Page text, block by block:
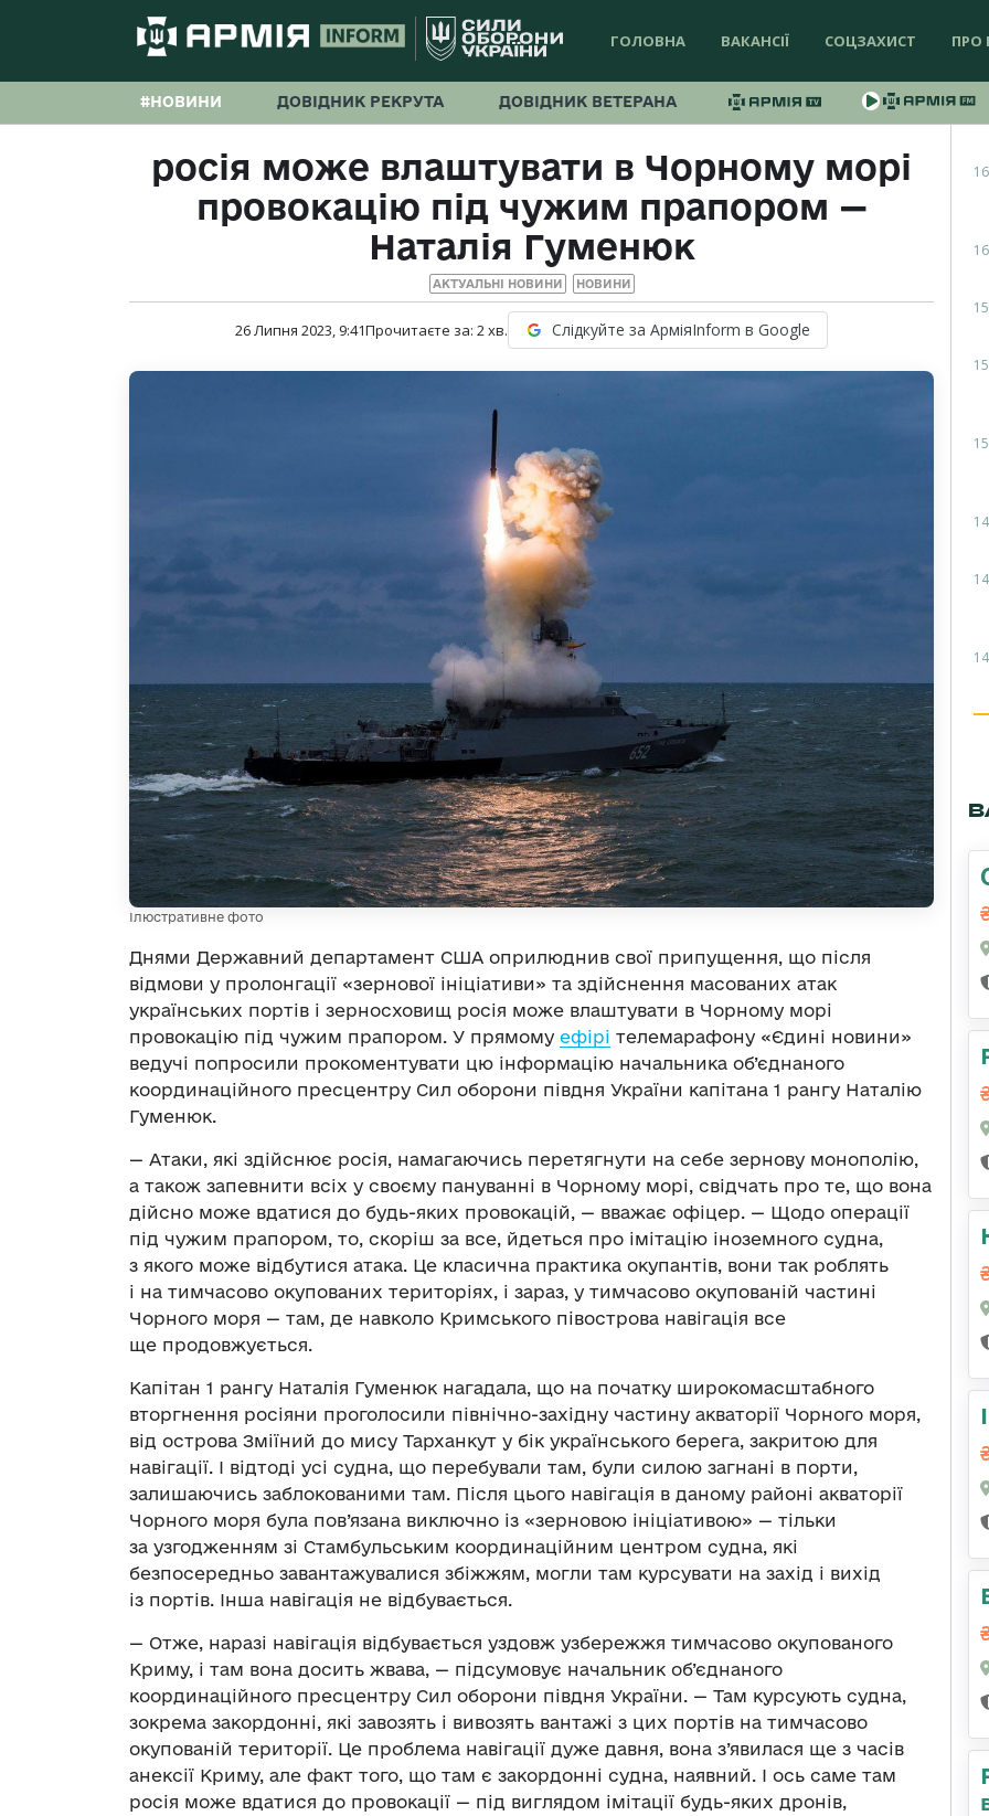
ГОЛОВНА ВАКАНСІЇ СОЦЗАХИСТ ПРО
#НОВИНИ ДОВІДНИК РЕКРУТА ДОВІДНИК ВЕТЕРАНА
росія може влаштувати в Чорному морі
провокацію під чужим прапором —
Наталія Гуменюк
АКТУАЛЬНІ НОВИНИ НОВИНИ
26 Липня 2023, 9:41Прочитаєте за: 2хв. Слідкуйте за АрміяInform в Google
Ілюстративне фото
Днями Державний департамент США оприлюднив свої припущення, що після
відмови у пролонгації «зернової ініціативи» та здійснення масованих атак
українських портів і зерносховищ росія може влаштувати в Чорному морі
провокацію під чужим прапором. У прямому ефірі телемарафону «Єдині новини»
ведучі попросили прокоментувати цю інформацію начальника об’єднаного
координаційного пресцентру Сил оборони півдня України капітана 1 рангу Наталію
Гуменюк.
— Атаки, які здійснює росія, намагаючись перетягнути на себе зернову монополію,
а також запевнити всіх у своєму пануванні в Чорному морі, свідчать про те, що вона
дійсно може вдатися до будь-яких провокацій, — вважає офіцер. — Щодо операції
під чужим прапором, то, скоріш за все, йдеться про імітацію іноземного судна,
з якого може відбутися атака. Це класична практика окупантів, вони так роблять
і на тимчасово окупованих територіях, і зараз, у тимчасово окупованій частині
Чорного моря — там, де навколо Кримського півострова навігація все
ще продовжується.
Капітан 1 рангу Наталія Гуменюк нагадала, що на початку широкомасштабного
вторгнення росіяни проголосили північно-західну частину акваторії Чорного моря,
від острова Зміїний до мису Тарханкут у бік українського берега, закритою для
навігації. І відтоді усі судна, що перебували там, були силою загнані в порти,
залишаючись заблокованими там. Після цього навігація в даному районі акваторії
Чорного моря була пов’язана виключно із «зерновою ініціативою» — тільки
за узгодженням зі Стамбульським координаційним центром судна, які
безпосередньо завантажувалися збіжжям, могли там курсувати на захід і вихід
із портів. Інша навігація не відбувається.
— Отже, наразі навігація відбувається уздовж узбережжя тимчасово окупованого
Криму, і там вона досить жвава, — підсумовує начальник об’єднаного
координаційного пресцентру Сил оборони півдня України. — Там курсують судна,
зокрема закордонні, які завозять і вивозять вантажі з цих портів на тимчасово
окупованій території. Це проблема навігації дуже давня, вона з’явилася ще з часів
анексії Криму, але факт того, що там є закордонні судна, наявний. І ось саме там
росія може вдатися до провокації — під виглядом імітації будь-яких дронів,